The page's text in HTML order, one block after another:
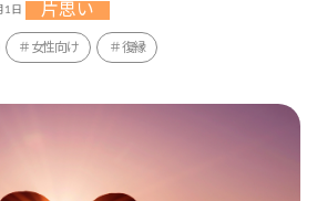
1日 片思い
女性向け 復縁